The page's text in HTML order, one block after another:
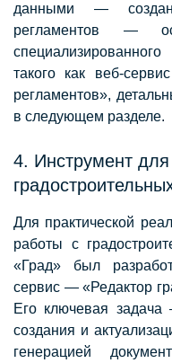
данными —
регламентов —
такого как веб-
регламентов»,
в следующем разделе.
4. Инструмент
Для практической
работы с
«Град» был
сервис — «Редактор
Его ключевая
создания и
генерацией